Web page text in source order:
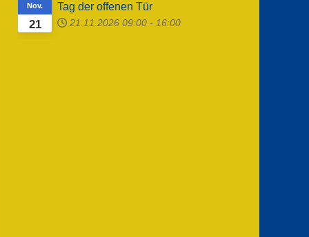
21
Nov. Tag der offenen Tür
21.11.2026 09:00 - 16:00